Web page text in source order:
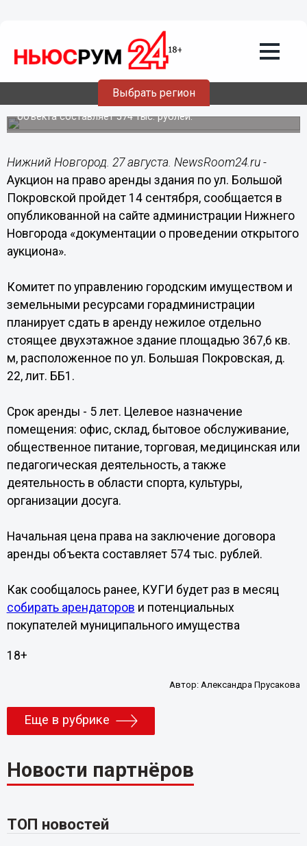
Выбрать регион
Аукцион на право аренды здания на
Большой Покровской пройдет 14
сентября
Начальная цена права на заключение договора аренды
объекта составляет 574 тыс. рублей.
Нижний Новгород. 27 августа. NewsRoom24.ru -
Аукцион на право аренды здания по ул. Большой
Покровской пройдет 14 сентября, сообщается в
опубликованной на сайте администрации Нижнего
Новгорода «документации о проведении открытого
аукциона».
Комитет по управлению городским имуществом и
земельными ресурсами горадминистрации
планирует сдать в аренду нежилое отдельно
стоящее двухэтажное здание площадью 367,6 кв.
м, расположенное по ул. Большая Покровская, д.
22, лит. ББ1.
Срок аренды - 5 лет. Целевое назначение
помещения: офис, склад, бытовое обслуживание,
общественное питание, торговая, медицинская или
педагогическая деятельность, а также
деятельность в области спорта, культуры,
организации досуга.
Начальная цена права на заключение договора
аренды объекта составляет 574 тыс. рублей.
Как сообщалось ранее, КУГИ будет раз в месяц
собирать арендаторов и потенциальных
покупателей муниципального имущества
18+
Автор:Александра Прусакова
Еще в рубрике
Новости партнёров
ТОП новостей